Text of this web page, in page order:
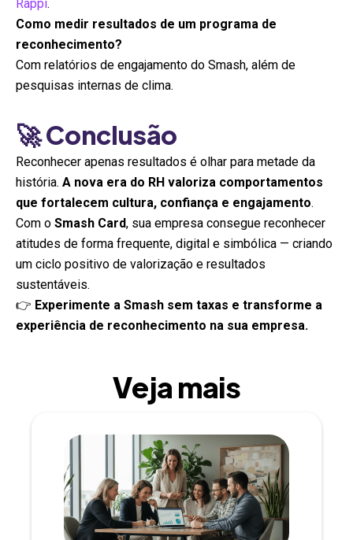
Rappi.
Como medir resultados de um programa de
reconhecimento?
Com relatórios de engajamento do Smash, além de
pesquisas internas de clima.
🚀 Conclusão
Reconhecer apenas resultados é olhar para metade da
história. A nova era do RH valoriza comportamentos
que fortalecem cultura, confiança e engajamento.
Com o Smash Card, sua empresa consegue reconhecer
atitudes de forma frequente, digital e simbólica — criando
um ciclo positivo de valorização e resultados
sustentáveis.
👉 Experimente a Smash sem taxas e transforme a
experiência de reconhecimento na sua empresa.
Veja mais